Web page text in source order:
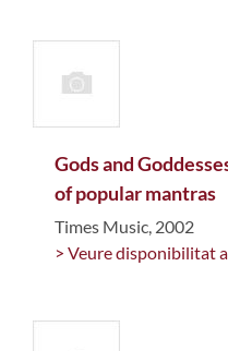
Gods and
of popular mantras
Times Music, 2002
> Veure disponibilitat